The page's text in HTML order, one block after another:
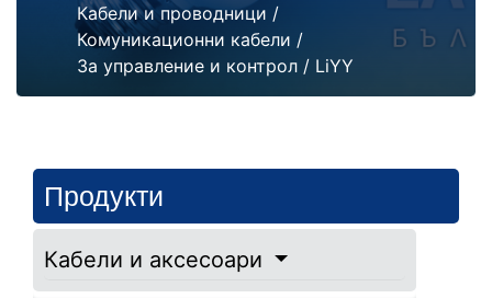
Кабели и проводници /
Комуникационни кабели /
За управление и контрол / LiYY
Продукти
Кабели и аксесоари